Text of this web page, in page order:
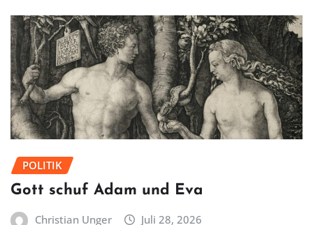
POLITIK
Gott schuf Adam und Eva
Christian Unger Juli 28, 2026